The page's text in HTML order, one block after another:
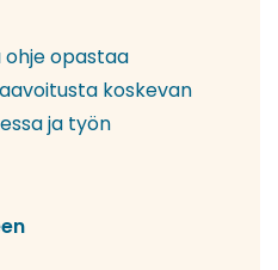
ohje opastaa
koskevan
ja työn